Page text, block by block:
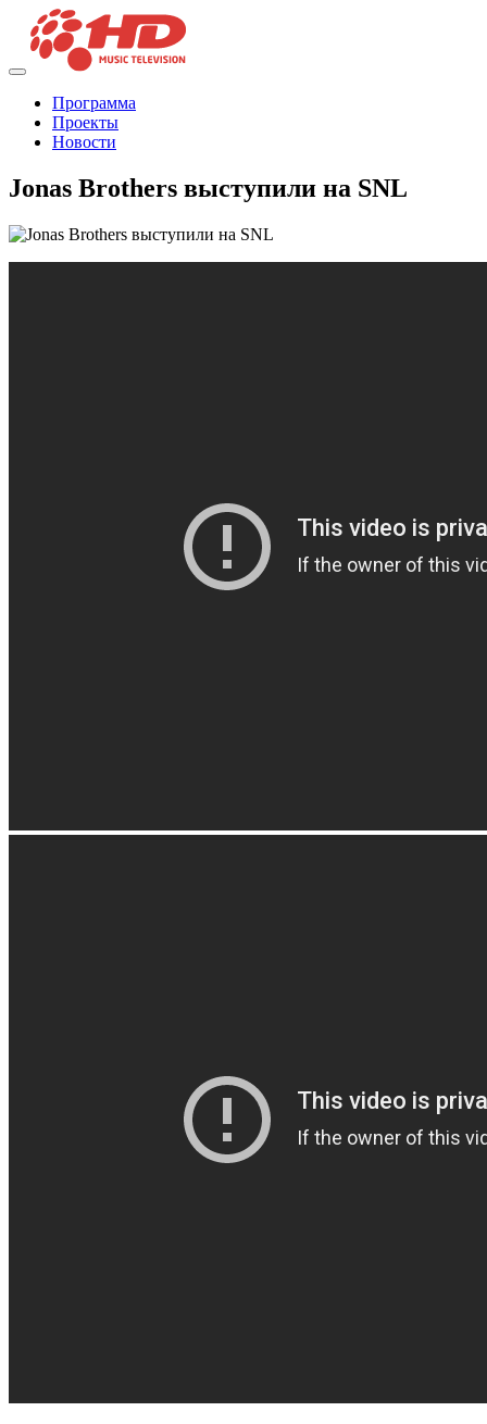
Программа
Проекты
Новости
Jonas Brothers выступили на SNL